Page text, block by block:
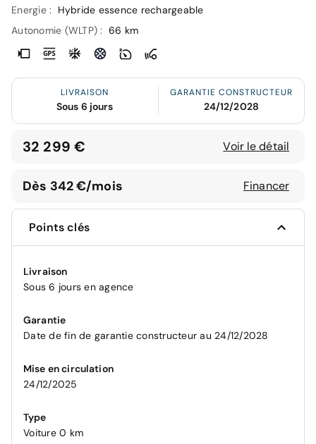
Energie :
Hybride essence rechargeable
Autonomie (WLTP) : 66 km
LIVRAISON
Sous 6 jours
GARANTIE CONSTRUCTEUR
24/12/2028
32 299 € Voir le détail
Dès 342 €/mois Financer
Points clés
Livraison
Sous 6 jours en agence
Garantie
Date de fin de garantie constructeur au 24/12/2028
Mise en circulation
24/12/2025
Type
Voiture 0 km